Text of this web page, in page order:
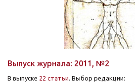
Выпуск журнала: 2011, №2
В выпуске 22 статьи. Выбор редакции: